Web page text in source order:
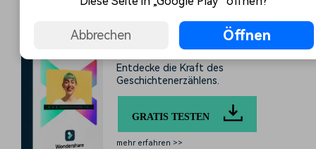
Entdecke die Kraft des
Geschichtenerzählens.
GRATIS TESTEN
mehr erfahren >>
Abbrechen Öffnen